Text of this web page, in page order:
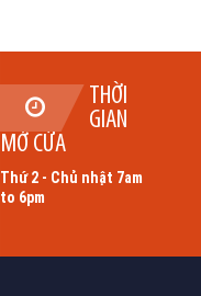
THỜI
GIAN
MỞ CỬA
Thứ 2 - Chủ nhật 7am
to 6pm